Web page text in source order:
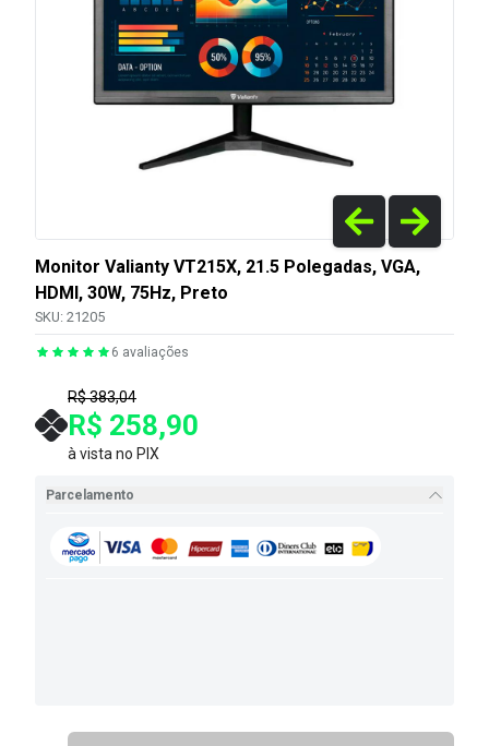
Monitor Valianty VT215X, 21.5 Polegadas, VGA,
HDMI, 30W, 75Hz, Preto
SKU: 21205
6 avaliações
R$ 383,04
R$ 258,90
à vista no PIX
Parcelamento